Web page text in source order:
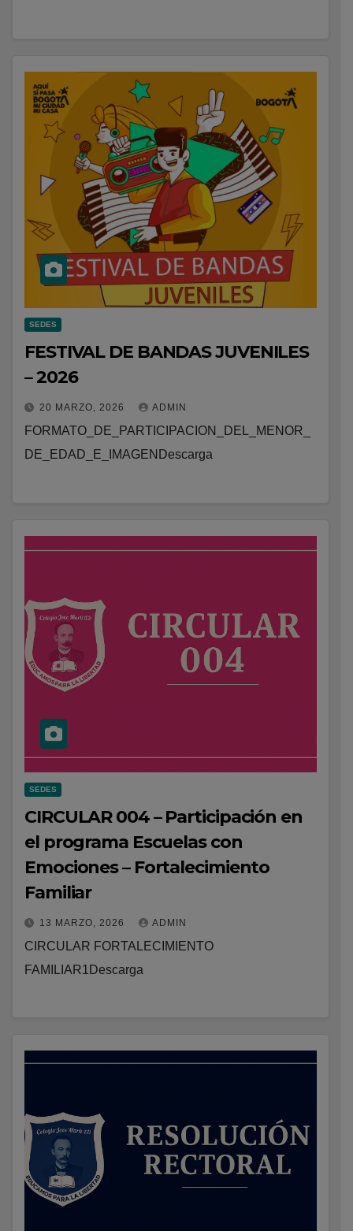
SEDES
FESTIVAL DE BANDAS JUVENILES
– 2026
20 MARZO, 2026 ADMIN
FORMATO_DE_PARTICIPACION_DEL_MENOR_
DE_EDAD_E_IMAGENDescarga
SEDES
CIRCULAR 004 – Participación en
el programa Escuelas con
Emociones – Fortalecimiento
Familiar
13 MARZO, 2026 ADMIN
CIRCULAR FORTALECIMIENTO
FAMILIAR1Descarga